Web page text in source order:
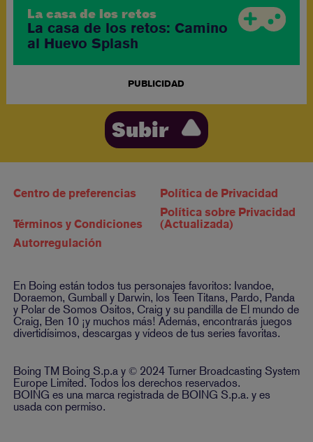
La casa de los retos
La casa de los retos: Camino
al Huevo Splash
PUBLICIDAD
Subir
Centro de preferencias Política de Privacidad
Términos y Condiciones
Política sobre Privacidad
(Actualizada)
Autorregulación
En Boing están todos tus personajes favoritos: Ivandoe,
Doraemon, Gumball y Darwin, los Teen Titans, Pardo, Panda
y Polar de Somos Ositos, Craig y su pandilla de El mundo de
Craig, Ben 10 ¡y muchos más! Además, encontrarás juegos
divertidísimos, descargas y vídeos de tus series favoritas.
Boing TM Boing S.p.a y © 2024 Turner Broadcasting System
Europe Limited. Todos los derechos reservados.
BOING es una marca registrada de BOING S.p.a. y es
usada con permiso.